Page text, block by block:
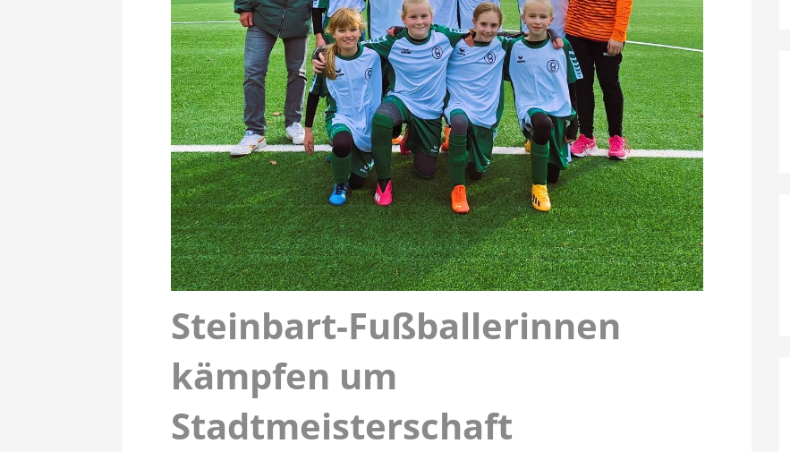
Steinbart-Fußballerinnen
kämpfen um
Stadtmeisterschaft